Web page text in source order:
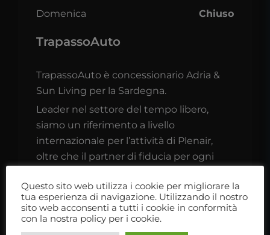
Domenica Chiuso
TrapassoAuto
TrapassoAuto è concessionario Adria &
Sun Living per la Sardegna.
Leader nel settore del tempo libero,
siamo un riferimento a livello
internazionale per l’attività di Plenair,
oltre che il partner di fiducia per ogni
Ti aspettiamo nel nostro showroom
Questo sito web utilizza i cookie per migliorare la
tua esperienza di navigazione. Utilizzando il nostro
sito web acconsenti a tutti i cookie in conformità
con la nostra policy per i cookie.